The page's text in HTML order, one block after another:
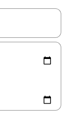
flèches vers le